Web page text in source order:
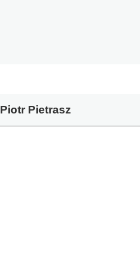
Piotr Pietrasz